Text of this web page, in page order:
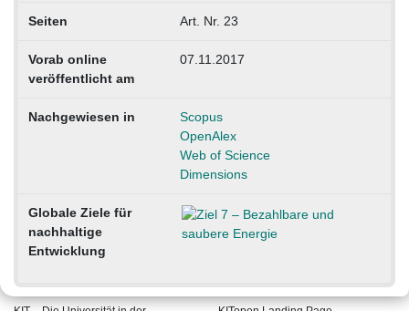
Seiten Art. Nr. 23
Vorab online
veröffentlicht am
07.11.2017
Nachgewiesen in
Scopus
OpenAlex
Web of Science
Dimensions
Globale Ziele für
nachhaltige
Entwicklung